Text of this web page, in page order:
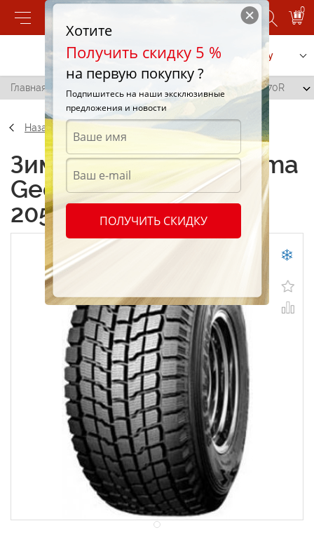
0
Позвонить Заказать услугу
Главная / Yokohama Geolandar I/T (G072) 205/70 R15 70R
Назад
Зимние шины Yokohama
Geolandar I/T (G072)
205/70 R15 70R
Хотите
Получить скидку 5 %
на первую покупку ?
Подпишитесь на наши эксклюзивные
предложения и новости
ПОЛУЧИТЬ СКИДКУ